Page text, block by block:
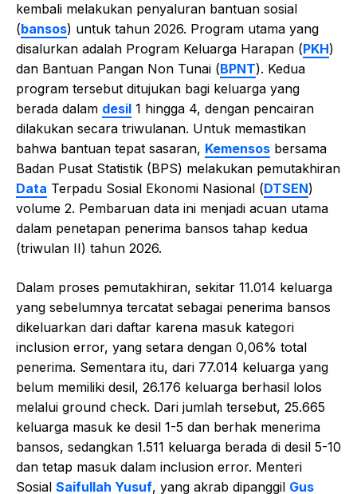
kembali melakukan penyaluran bantuan sosial
(bansos) untuk tahun 2026. Program utama yang
disalurkan adalah Program Keluarga Harapan (PKH)
dan Bantuan Pangan Non Tunai (BPNT). Kedua
program tersebut ditujukan bagi keluarga yang
berada dalam desil 1 hingga 4, dengan pencairan
dilakukan secara triwulanan. Untuk memastikan
bahwa bantuan tepat sasaran, Kemensos bersama
Badan Pusat Statistik (BPS) melakukan pemutakhiran
Data Terpadu Sosial Ekonomi Nasional (DTSEN)
volume 2. Pembaruan data ini menjadi acuan utama
dalam penetapan penerima bansos tahap kedua
(triwulan II) tahun 2026.
Dalam proses pemutakhiran, sekitar 11.014 keluarga
yang sebelumnya tercatat sebagai penerima bansos
dikeluarkan dari daftar karena masuk kategori
inclusion error, yang setara dengan 0,06% total
penerima. Sementara itu, dari 77.014 keluarga yang
belum memiliki desil, 26.176 keluarga berhasil lolos
melalui ground check. Dari jumlah tersebut, 25.665
keluarga masuk ke desil 1-5 dan berhak menerima
bansos, sedangkan 1.511 keluarga berada di desil 5-10
dan tetap masuk dalam inclusion error. Menteri
Sosial Saifullah Yusuf, yang akrab dipanggil Gus